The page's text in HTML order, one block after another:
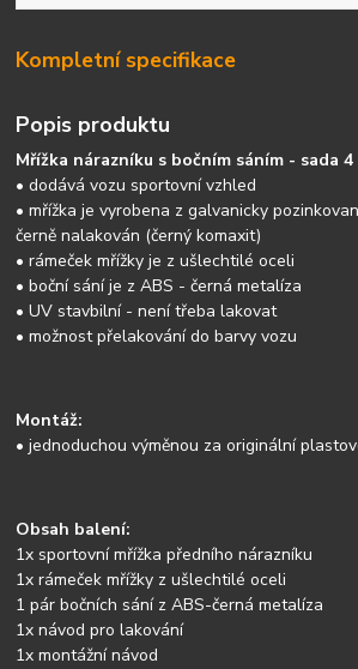
Kompletní specifikace
Popis produktu
Mřížka nárazníku s bočním sáním - sada
• dodává vozu sportovní vzhled
• mřížka je vyrobena z galvanicky
černě nalakován (černý komaxit)
• rámeček mřížky je z ušlechtilé oceli
• boční sání je z ABS - černá metalíza
• UV stavbilní - není třeba lakovat
• možnost přelakování do barvy vozu
Montáž:
• jednoduchou výměnou za originální
Obsah balení:
1x sportovní mřížka předního nárazníku
1x rámeček mřížky z ušlechtilé oceli
1 pár bočních sání z ABS-černá metalíza
1x návod pro lakování
1x montážní návod